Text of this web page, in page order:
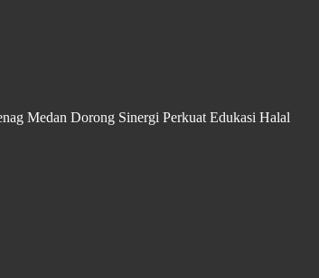
Medan Dorong Sinergi Perkuat Edukasi Halal